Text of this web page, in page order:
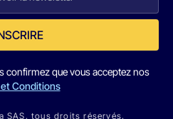
confirmez que vous acceptez nos
Conditions
SAS. tous droits réservés.